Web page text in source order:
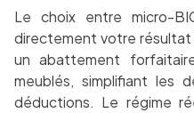
Le choix entre micro-
directement votre résultat
un abattement
meublés, simplifiant les
déductions. Le régime